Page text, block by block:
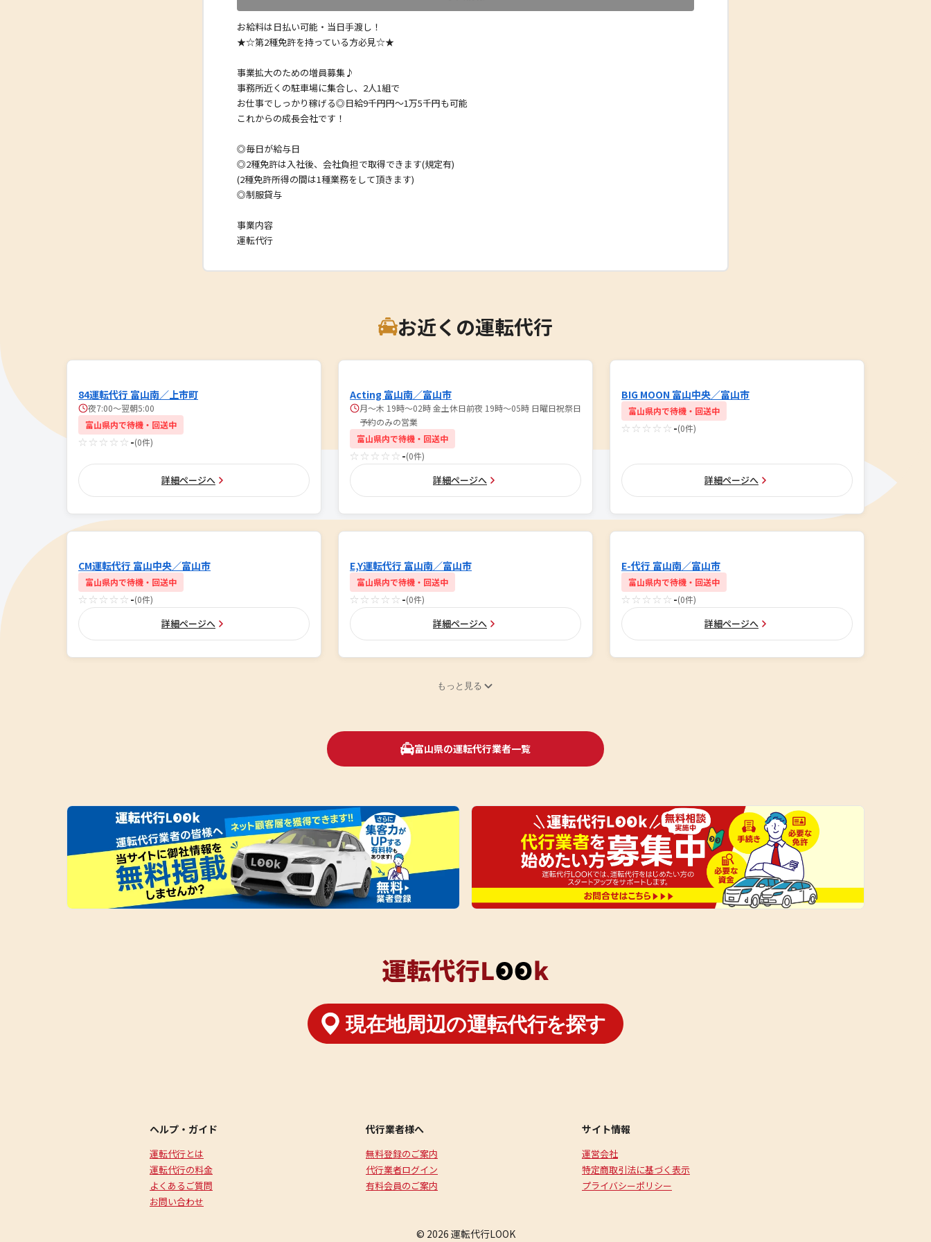
お給料は日払い可能・当日手渡し！
★☆第2種免許を持っている方必見☆★
事業拡大のための増員募集♪
事務所近くの駐車場に集合し、2人1組で
お仕事でしっかり稼げる◎日給9千円円〜1万5千円も可能
これからの成長会社です！
◎毎日が給与日
◎2種免許は入社後、会社負担で取得できます(規定有)
(2種免許所得の間は1種業務をして頂きます)
◎制服貸与
事業内容
運転代行
お近くの運転代行
84運転代行 富山南／上市町
夜7:00〜翌朝5:00
富山県内で待機・回送中
☆☆☆☆☆ -(0件)
詳細ページへ
Acting 富山南／富山市
月～木 19時～02時 金土休日前夜 19時～05時 日曜日祝祭日
予約のみの営業
富山県内で待機・回送中
☆☆☆☆☆ -(0件)
詳細ページへ
BIG MOON 富山中央／富山市
富山県内で待機・回送中
☆☆☆☆☆ -(0件)
詳細ページへ
CM運転代行 富山中央／富山市
富山県内で待機・回送中
☆☆☆☆☆ -(0件)
詳細ページへ
E,Y運転代行 富山南／富山市
富山県内で待機・回送中
☆☆☆☆☆ -(0件)
詳細ページへ
E-代行 富山南／富山市
富山県内で待機・回送中
☆☆☆☆☆ -(0件)
詳細ページへ
もっと見る
富山県の運転代行業者一覧
ヘルプ・ガイド
運転代行とは
運転代行の料金
よくあるご質問
お問い合わせ
代行業者様へ
無料登録のご案内
代行業者ログイン
有料会員のご案内
サイト情報
運営会社
特定商取引法に基づく表示
プライバシーポリシー
© 2026 運転代行LOOK